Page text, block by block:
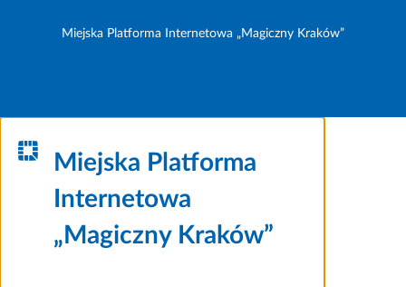
Miejska Platforma Internetowa „Magiczny Kraków”
Miejska Platforma
Internetowa
„Magiczny Kraków”